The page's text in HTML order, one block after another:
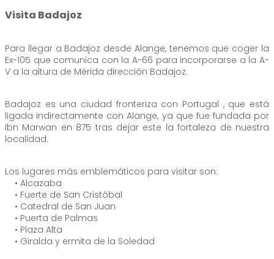
Visita Badajoz
Para llegar a Badajoz desde Alange, tenemos que coger la
Ex-105 que comunica con la A-66 para incorporarse a la A-
V a la altura de Mérida dirección Badajoz.
Badajoz es una ciudad fronteriza con Portugal , que está
ligada indirectamente con Alange, ya que fue fundada por
Ibn Marwan en 875 tras dejar este la fortaleza de nuestra
localidad.
Los lugares más emblemáticos para visitar son:
• Alcazaba
• Fuerte de San Cristóbal
• Catedral de San Juan
• Puerta de Palmas
• Plaza Alta
• Giralda y ermita de la Soledad